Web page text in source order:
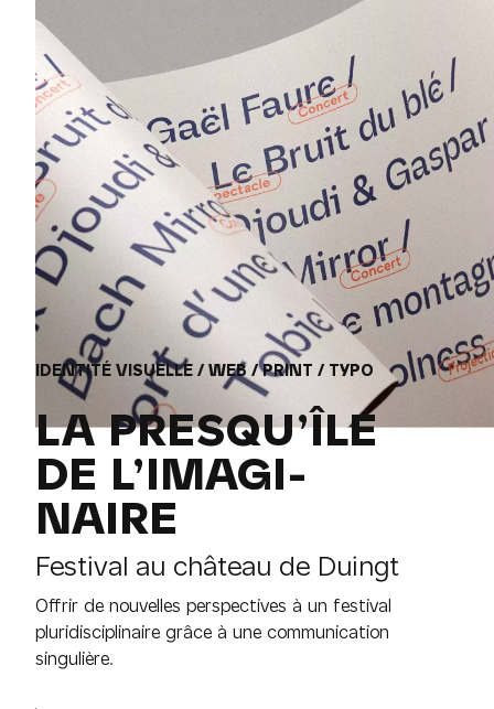
IDENTITÉ VISUELLE / WEB / PRINT / TYPO
LA PRESQU’ÎLE
DE L’IMAGI­
NAIRE
Festival au château de Duingt
Offrir de nouvelles perspectives à un festival
pluridisciplinaire grâce à une communication
singulière.